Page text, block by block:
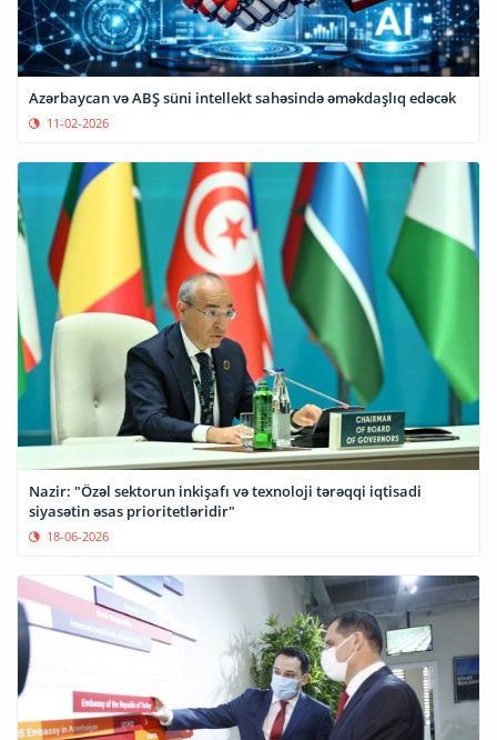
Azərbaycan və ABŞ süni intellekt sahəsində əməkdaşlıq edəcək
11-02-2026
Nazir: "Özəl sektorun inkişafı və texnoloji tərəqqi iqtisadi
siyasətin əsas prioritetləridir"
18-06-2026